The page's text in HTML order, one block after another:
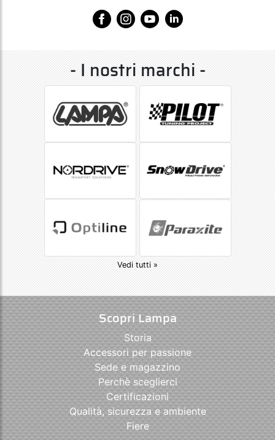
- I nostri marchi -
Vedi tutti »
Scopri Lampa
Storia
Accessori per passione
Sede e magazzino
Perchè sceglierci
Certificazioni
Qualità, sicurezza e ambiente
Fiere